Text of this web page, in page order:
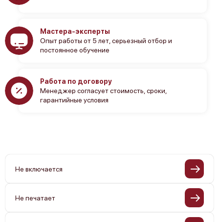
Мастера-эксперты
Опыт работы от 5 лет, серьезный отбор и
постоянное обучение
Работа по договору
Менеджер согласует стоимость, сроки,
гарантийные условия
Не включается
Не печатает